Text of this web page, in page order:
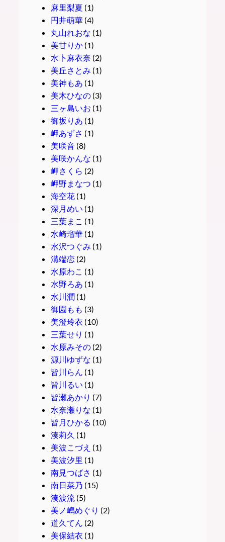
麻里梨夏 (1)
円井萌華(4)
丸山れおな (1)
美甘りか(1)
水卜麻衣奈 (2)
美丘さとみ (1)
美神もあ (1)
美木ひなの(3)
三ヶ島いお (1)
御坂りあ (1)
岬あずさ (1)
美咲音(8)
美咲かんな (1)
岬さくら (2)
岬野まなつ (1)
海空花(1)
深月めい (1)
三葉まこ (1)
水崎瑠華(1)
水沢つぐみ (1)
溝端恋(2)
水原わこ (1)
水野ろあ (1)
水川潤(1)
御園もも (3)
美澄玲衣 (10)
三葉せり (1)
水原みその(2)
源川ゆずな (1)
皆川らん (1)
皆川るい (1)
皆瀬あかり (7)
水奈瀬りな (1)
皆月ひかる (10)
湊莉久 (1)
美波こづえ (1)
美波汐里 (1)
南見つばさ (1)
南日菜乃 (15)
湊波流 (5)
美ノ嶋めぐり (2)
道久てん (2)
美保結衣 (1)